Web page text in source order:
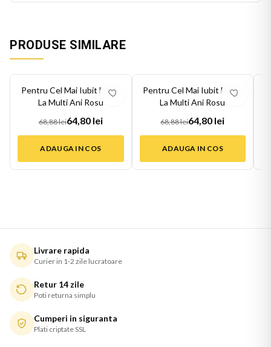
PRODUSE SIMILARE
6%
Pentru Cel Mai Iubit Bunic
La Multi Ani Rosu
68,88 lei64,80 lei
ADAUGA IN COS
6%
Pentru Cel Mai Iubit Bunic
La Multi Ani Rosu
68,88 lei64,80 lei
ADAUGA IN COS
Livrare rapida
Curier in 1-2 zile lucratoare
Retur 14 zile
Poti returna simplu
Cumperi in siguranta
Plati criptate SSL